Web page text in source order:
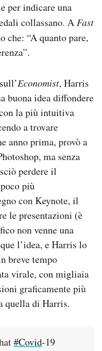
per indicare una
collassano. AFast
che: “A quanto pare,
Economist, Harris
buona idea diffondere
la più intuitiva
a trovare
anno prima, provò a
ma senza
perdere il
più
con Keynote, il
le presentazioni (è
non venne una
l’idea, e Harris lo
breve tempo
virale, con migliaia
graficamente più
quella di Harris.
#Covid-19